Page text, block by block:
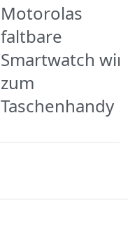
Motorolas
faltbare
Smartwatch
zum
Taschenhandy